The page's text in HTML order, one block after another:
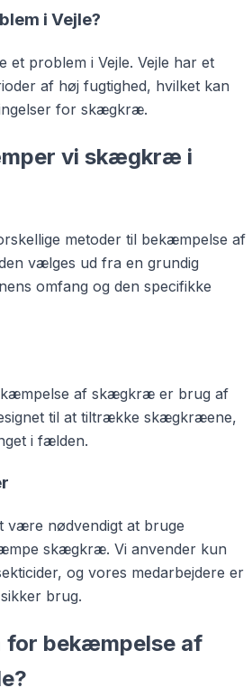
i Vejle?
problem i Vejle. Vejle har et
af høj fugtighed, hvilket kan
for skægkræ.
vi skægkræ i
metoder til bekæmpelse af
vælges ud fra en grundig
omfang og den specifikke
af skægkræ er brug af
til at tiltrække skægkræene,
i fælden.
være nødvendigt at bruge
skægkræ. Vi anvender kun
og vores medarbejdere er
brug.
for bekæmpelse af